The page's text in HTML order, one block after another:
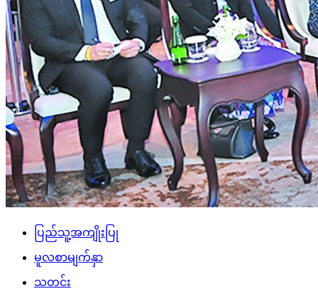
ပြည်သူ့အကျိုးပြု
မူလစာမျက်နှာ
သတင်း